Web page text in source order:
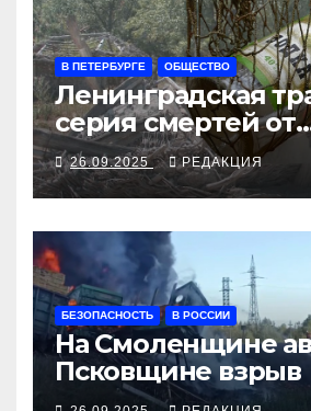
В ПЕТЕРБУРГЕ ОБЩЕСТВО
Ленинградская
серия смертей от
алкосуррогата
26.09.2025 РЕДАКЦИЯ
БЕЗОПАСНОСТЬ В РОССИИ
На Смоленщине
Псковщине взрыв